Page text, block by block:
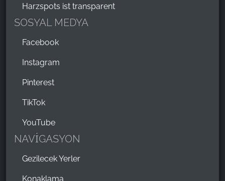
Harzspots ist transparent
SOSYAL MEDYA
Facebook
Instagram
Pinterest
TikTok
YouTube
NAVİGASYON
Gezilecek Yerler
Konaklama